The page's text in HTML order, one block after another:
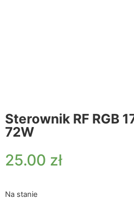
Sterownik RF RGB
72W
25.00 zł
Na stanie